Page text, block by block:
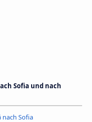
Sofia und nach
nach Sofia